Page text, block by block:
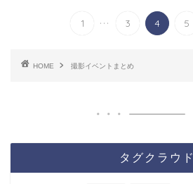
1 ... 3 4 5
HOME 撮影イベントまとめ
タグクラウド